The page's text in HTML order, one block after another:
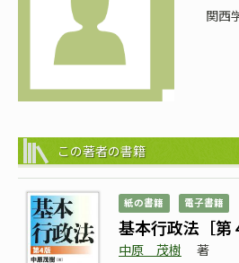
関西
この著者の書籍
紙の書籍 電子書籍
基本行政法［第
中原 茂樹
著